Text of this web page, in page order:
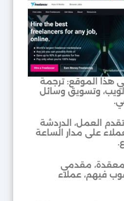
هذا الموقع: ترجمة
وتسويق وسائل
تقدم العمل، الدردشة
على مدار الساعة
معقدة، مقدمي
فيهم، عملاء